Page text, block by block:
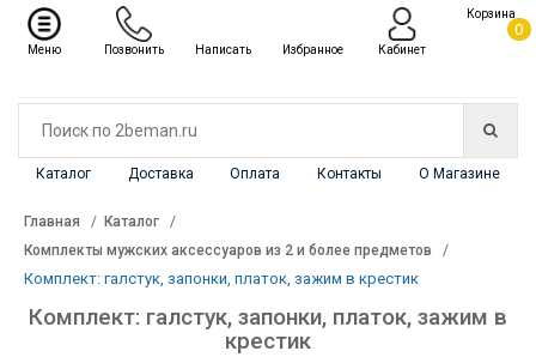
Каталог Доставка Оплата Контакты О Магазине
Каталог ✖
Главная
Каталог
Комплекты мужских аксессуаров из 2 и более предметов
Комплект: галстук, запонки, платок, зажим в крестик
Комплект: галстук, запонки, платок, зажим в
крестик
Меню Позвонить Написать Избранное Кабинет
Корзина
0